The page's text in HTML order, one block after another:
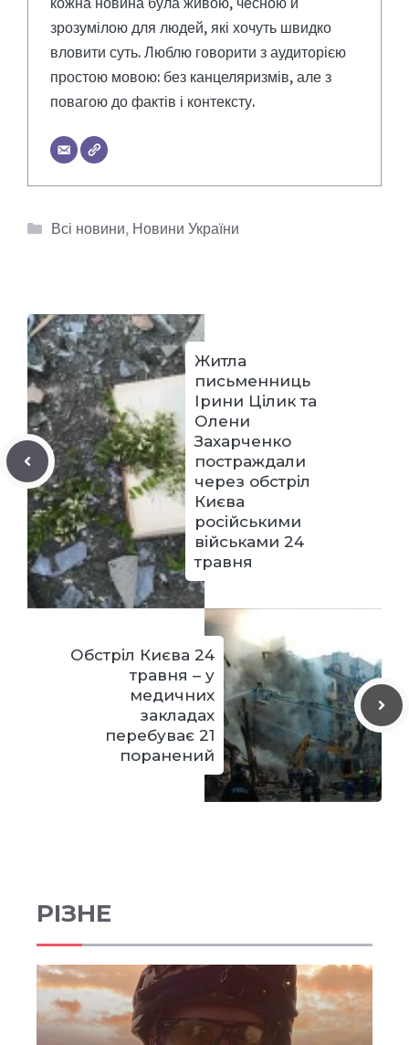
зрозумілою для людей, які хочуть швидко
вловити суть. Люблю говорити з аудиторією
простою мовою: без канцеляризмів, але з
повагою до фактів і контексту.
Категорії
Всі новини, Новини України
Житла
письменниць
Ірини Цілик та
Олени
Захарченко
постраждали
через обстріл
Києва
російськими
військами 24
травня
Обстріл Києва 24
травня – у
медичних
закладах
перебуває 21
поранений
РІЗНЕ